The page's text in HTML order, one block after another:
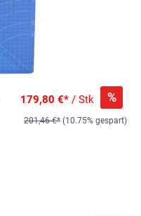
179,80 €* / Stk %
201,46 €* (10.75% gespart)